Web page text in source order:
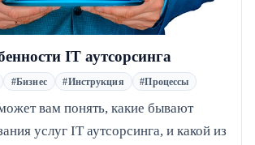
IT аутсорсинга
#Бизнес #Инструкция #Процессы
вам понять, какие бывают
услуг IT аутсорсинга, и какой из